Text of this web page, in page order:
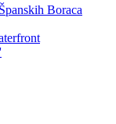
Boraca